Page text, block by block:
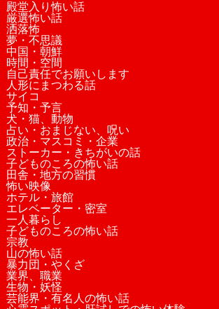
殿堂入り怖い話
厳選怖い話
洒落怖
夢・不思議
中国・朝鮮
時間・空間
自己責任でお願いします
人形にまつわる話
サイコ
予知・予言
犬・猫、動物
占い・おまじない、呪い
政治・マスコミ・企業
ストーカー・きちがいの話
子どものころの怖い話
田舎・地方の習慣
怖い映像
ホテル・旅館
エレベーター・密室
一人暮らし
子どものころの怖い話
宗教
山の怖い話
暴力団・やくざ
業界、職業
生物・妖怪
芸能界・有名人の怖い話